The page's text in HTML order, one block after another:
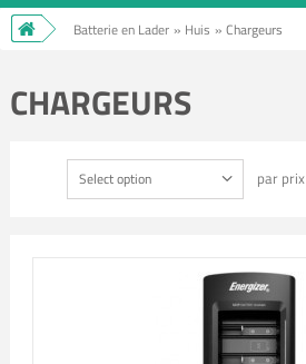
Batterie en Lader » Huis » Chargeurs
CHARGEURS
Select option par prix